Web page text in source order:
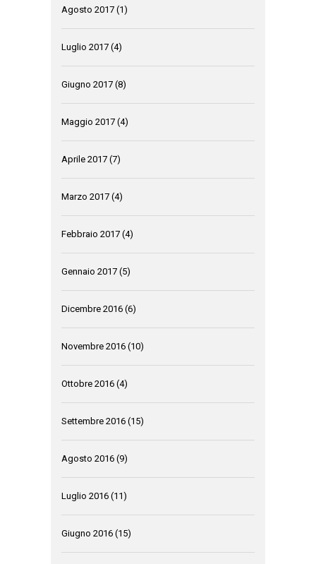
Agosto 2017 (1)
Luglio 2017 (4)
Giugno 2017 (8)
Maggio 2017 (4)
Aprile 2017 (7)
Marzo 2017 (4)
Febbraio 2017 (4)
Gennaio 2017 (5)
Dicembre 2016 (6)
Novembre 2016 (10)
Ottobre 2016 (4)
Settembre 2016 (15)
Agosto 2016 (9)
Luglio 2016 (11)
Giugno 2016 (15)